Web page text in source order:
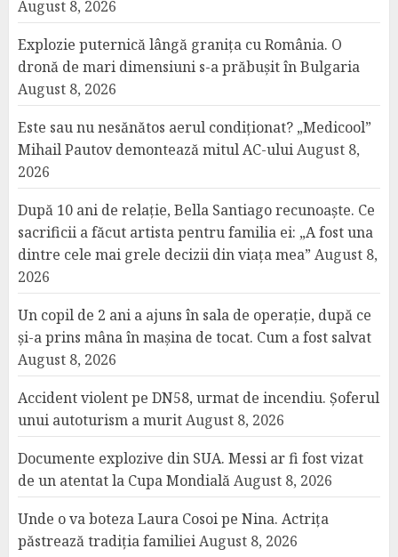
August 8, 2026
Explozie puternică lângă granița cu România. O
dronă de mari dimensiuni s-a prăbușit în Bulgaria
August 8, 2026
Este sau nu nesănătos aerul condiționat? „Medicool”
Mihail Pautov demontează mitul AC-uluiAugust 8,
2026
După 10 ani de relație, Bella Santiago recunoaște. Ce
sacrificii a făcut artista pentru familia ei: „A fost una
dintre cele mai grele decizii din viața mea” August 8,
2026
Un copil de 2 ani a ajuns în sala de operație, după ce
și-a prins mâna în mașina de tocat. Cum a fost salvat
August 8, 2026
Accident violent pe DN58, urmat de incendiu. Șoferul
unui autoturism a muritAugust 8, 2026
Documente explozive din SUA. Messi ar fi fost vizat
de un atentat la Cupa MondialăAugust 8, 2026
Unde o va boteza Laura Cosoi pe Nina. Actrița
păstrează tradiția familieiAugust 8, 2026